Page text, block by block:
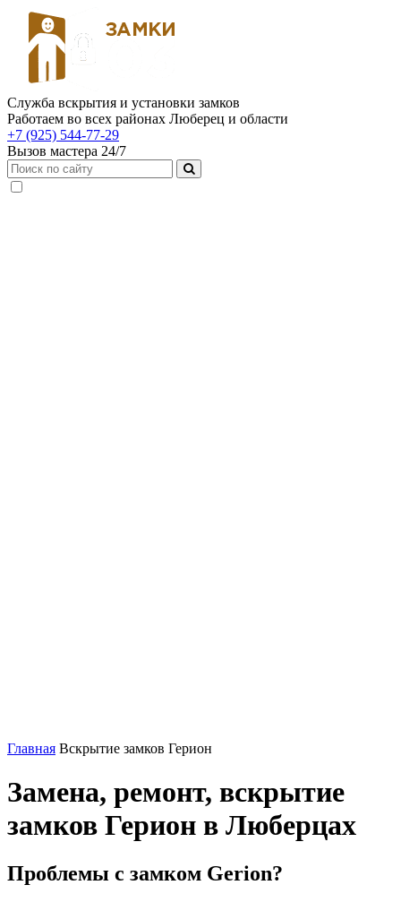
Служба вскрытия и установки замков
Работаем во всех районах Люберец и области
+7 (925) 544-77-29
Вызов мастера 24/7
Главная Вскрытие замков Герион
Замена, ремонт, вскрытие
замков Герион в Люберцах
Проблемы с замком Gerion?